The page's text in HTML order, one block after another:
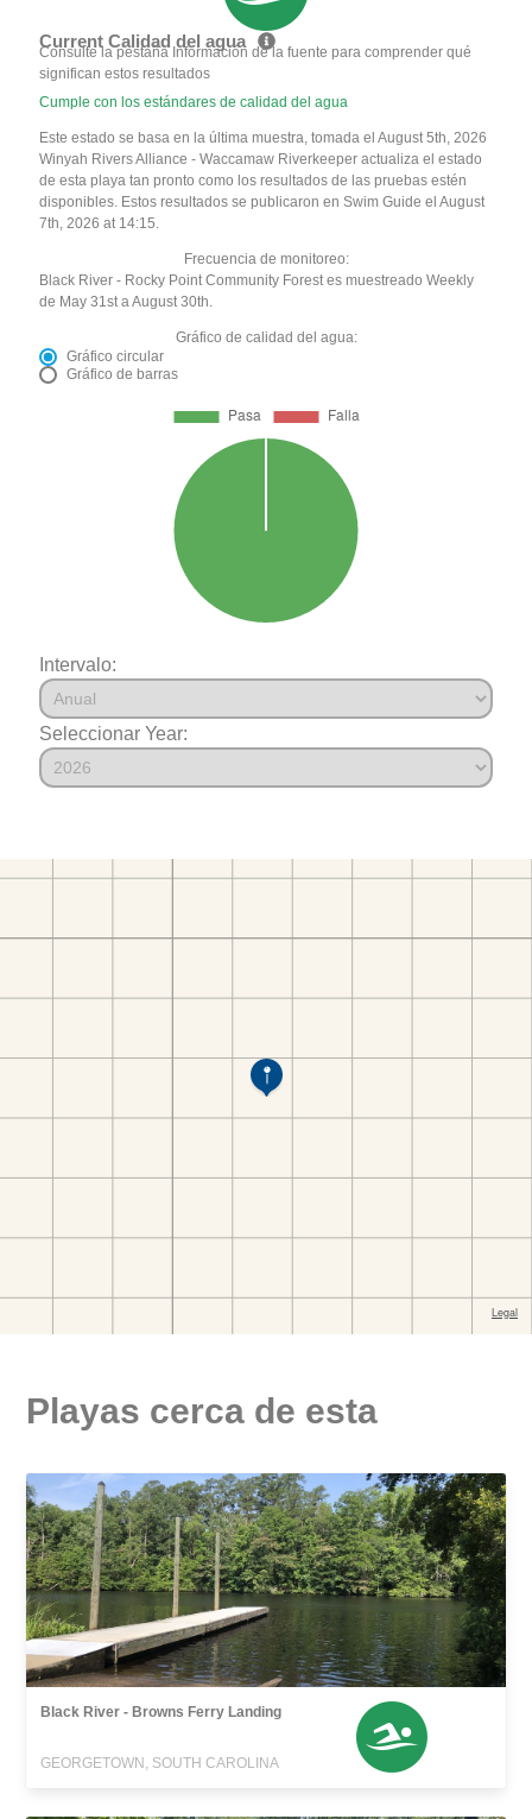
Current Calidad del agua
Consulte la pestaña Información de la fuente para comprender qué
significan estos resultados
Cumple con los estándares de calidad del agua
Este estado se basa en la última muestra, tomada el August 5th, 2026
Winyah Rivers Alliance - Waccamaw Riverkeeper actualiza el estado
de esta playa tan pronto como los resultados de las pruebas estén
disponibles. Estos resultados se publicaron en Swim Guide el August
7th, 2026 at 14:15.
Frecuencia de monitoreo:
Black River - Rocky Point Community Forest es muestreado Weekly
de May 31st a August 30th.
Gráfico de calidad del agua:
Gráfico circular
Gráfico de barras
Intervalo:
Seleccionar Year:
Playas cerca de esta
Black River - Browns Ferry Landing
GEORGETOWN, SOUTH CAROLINA